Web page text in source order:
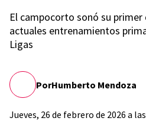
El campocorto sonó su primer
actuales entrenamientos
Ligas
PorHumberto Mendoza
Jueves, 26 de febrero de 2026 a